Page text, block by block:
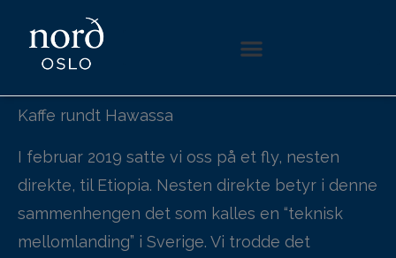
innholdet
Kaffe rundt Hawassa
I februar 2019 satte vi oss på et fly, nesten
direkte, til Etiopia. Nesten direkte betyr i denne
sammenhengen det som kalles en “teknisk
mellomlanding” i Sverige. Vi trodde det